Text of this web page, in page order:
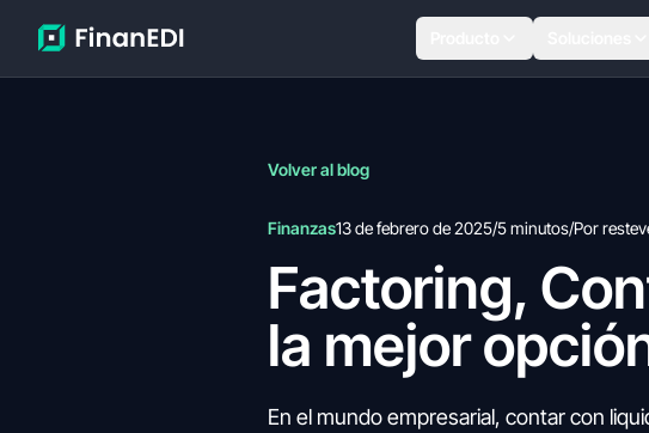
Volver al blog
Finanzas13 de febrero de 2025/5 minutos/Por
Factoring,
la mejor
En el mundo empresarial, contar con